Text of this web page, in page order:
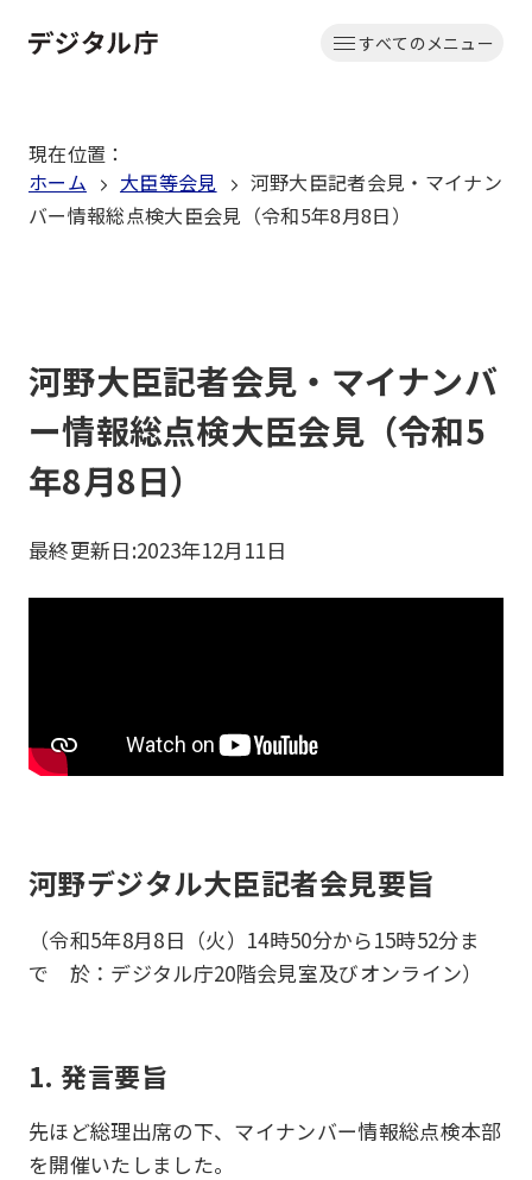
文
動
すべてのメニュー
現在位置 ：
ホーム
大臣等会見
河野大臣記者会見・マイナン
バー情報総点検大臣会見（令和5年8月8日）
河野大臣記者会見・マイナンバ
ー情報総点検大臣会見（令和5
年8月8日）
最終更新日:2023年12月11日
河野デジタル大臣記者会見要旨
（令和5年8月8日（火）14時50分から15時52分ま
で 於：デジタル庁20階会見室及びオンライン）
1. 発言要旨
先ほど総理出席の下、マイナンバー情報総点検本部
を開催いたしました。